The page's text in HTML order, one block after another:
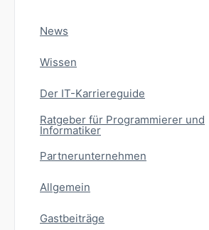
News
Wissen
Der IT-Karriereguide
Ratgeber für Programmierer und
Informatiker
Partnerunternehmen
Allgemein
Gastbeiträge